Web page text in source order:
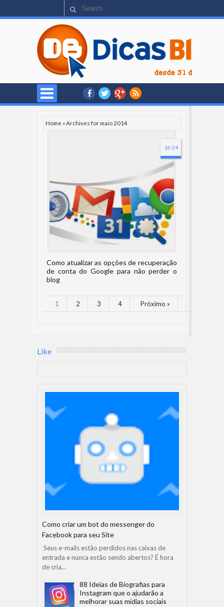
Home »Archives for maio 2014
Como atualizar as opções de recuperação
de conta do Google para não perder o
blog
16:24
1 2 3 4 Próximo »
Like
Como criar um bot do messenger do
Facebook para seu Site
Seus e-mails estão perdidos nas caixas de
entrada e nunca estão sendo abertos? É hora
de cria...
88 Ideias de Biografias para
Instagram que o ajudarão a
melhorar suas mídias sociais